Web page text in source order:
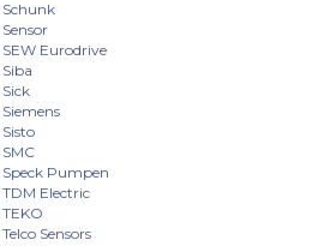
Schunk
Sensor
SEW Eurodrive
Siba
Sick
Siemens
Sisto
SMC
Speck Pumpen
TDM Electric
TEKO
Telco Sensors